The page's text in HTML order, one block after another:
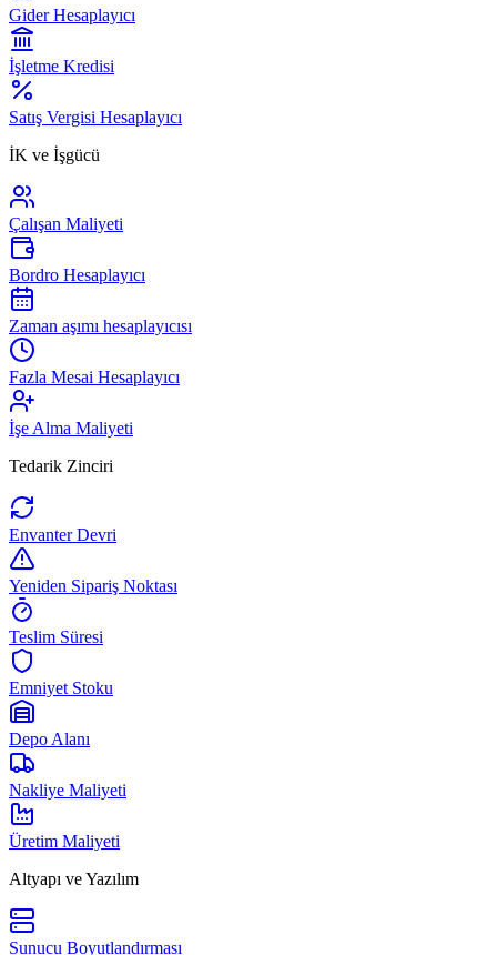
Gider Hesaplayıcı
İşletme Kredisi
Satış Vergisi Hesaplayıcı
İK ve İşgücü
Çalışan Maliyeti
Bordro Hesaplayıcı
Zaman aşımı hesaplayıcısı
Fazla Mesai Hesaplayıcı
İşe Alma Maliyeti
Tedarik Zinciri
Envanter Devri
Yeniden Sipariş Noktası
Teslim Süresi
Emniyet Stoku
Depo Alanı
Nakliye Maliyeti
Üretim Maliyeti
Altyapı ve Yazılım
Sunucu Boyutlandırması